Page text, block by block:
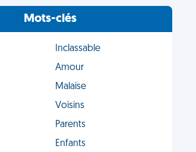
Mots-clés
Inclassable
Amour
Malaise
Voisins
Parents
Enfants